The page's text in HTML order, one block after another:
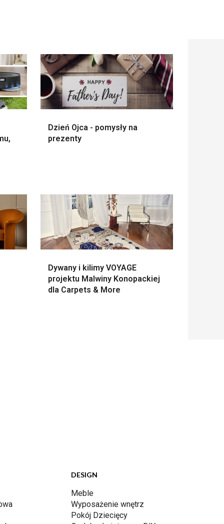
Dzień Ojca - pomysły na
prezenty
Dywany i kilimy VOYAGE
projektu Malwiny Konopackiej
dla Carpets & More
DESIGN
Meble
Wyposażenie wnętrz
Pokój Dziecięcy